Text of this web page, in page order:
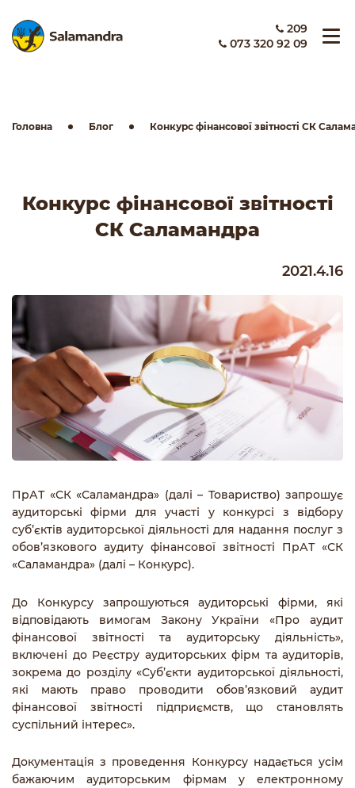
209
073 320 92 09
Головна Блог Конкурс фінансової звітності СК
Конкурс фінансової звітності
СК Саламандра
2021.4.16
ПрАТ «СК «Саламандра» (далі – Товариство) запрошує
аудиторські фірми для участі у конкурсі з відбору
суб’єктів аудиторської діяльності для надання послуг з
обов’язкового аудиту фінансової звітності ПрАТ «СК
«Саламандра» (далі – Конкурс).
До Конкурсу запрошуються аудиторські фірми, які
відповідають вимогам Закону України «Про аудит
фінансової звітності та аудиторську діяльність»,
включені до Реєстру аудиторських фірм та аудиторів,
зокрема до розділу «Суб’єкти аудиторської діяльності,
які мають право проводити обов’язковий аудит
фінансової звітності підприємств, що становлять
суспільний інтерес».
Документація з проведення Конкурсу надається усім
бажаючим аудиторським фірмам у електронному